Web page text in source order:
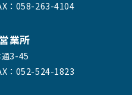
：058-263-4104
業所
3-45
：052-524-1823